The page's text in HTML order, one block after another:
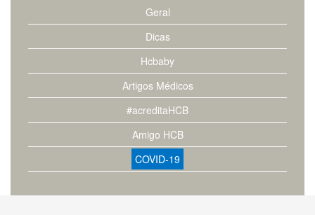
Geral
Dicas
Hcbaby
Artigos Médicos
#acreditaHCB
Amigo HCB
COVID-19